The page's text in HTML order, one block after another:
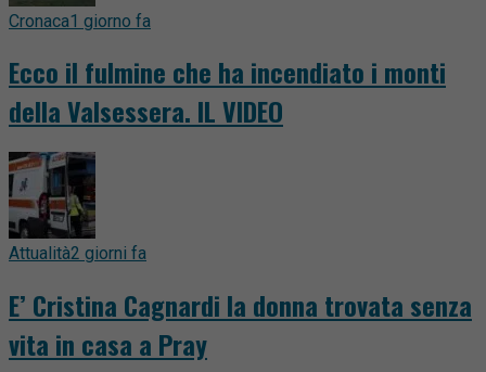
Cronaca1 giorno fa
Ecco il fulmine che ha incendiato i monti
della Valsessera. IL VIDEO
Attualità2 giorni fa
E’ Cristina Cagnardi la donna trovata senza
vita in casa a Pray